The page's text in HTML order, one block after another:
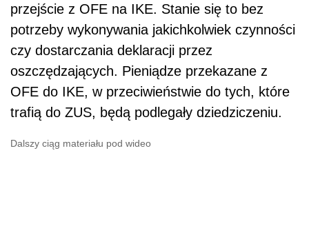
przejście z OFE na IKE. Stanie się to bez
potrzeby wykonywania jakichkolwiek czynności
czy dostarczania deklaracji przez
oszczędzających. Pieniądze przekazane z
OFE do IKE, w przeciwieństwie do tych, które
trafią do ZUS, będą podlegały dziedziczeniu.
Dalszy ciąg materiału pod wideo